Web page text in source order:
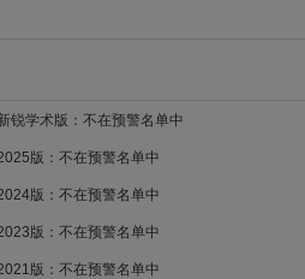
锐学术版：不在预警名单中
版：不在预警名单中
版：不在预警名单中
版：不在预警名单中
版：不在预警名单中